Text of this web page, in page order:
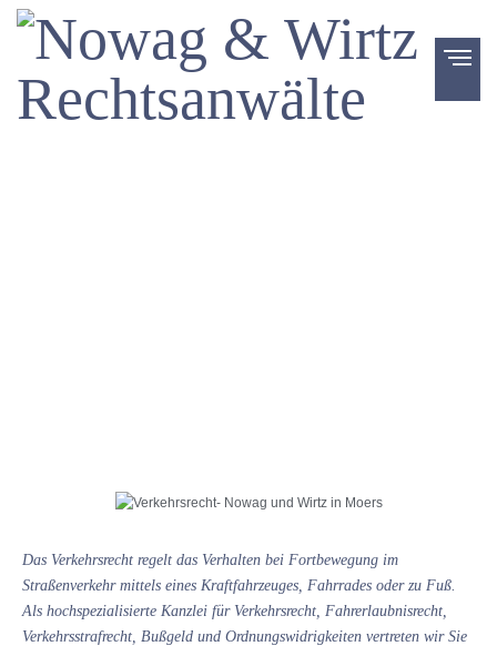
Das Verkehrsrecht regelt das Verhalten bei Fortbewegung im
Straßenverkehr mittels eines Kraftfahrzeuges, Fahrrades oder zu Fuß.
Als hochspezialisierte Kanzlei für Verkehrsrecht, Fahrerlaubnisrecht,
Verkehrsstrafrecht, Bußgeld und Ordnungswidrigkeiten vertreten wir Sie